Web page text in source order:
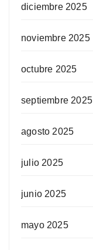
diciembre 2025
noviembre 2025
octubre 2025
septiembre 2025
agosto 2025
julio 2025
junio 2025
mayo 2025